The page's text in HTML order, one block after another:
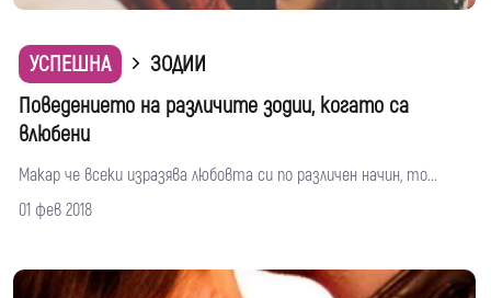
УСПЕШНА
ЗОДИИ
Поведението на различите зодии, когато са
влюбени
Макар че всеки изразява любовта си по различен начин, то...
01 фев 2018